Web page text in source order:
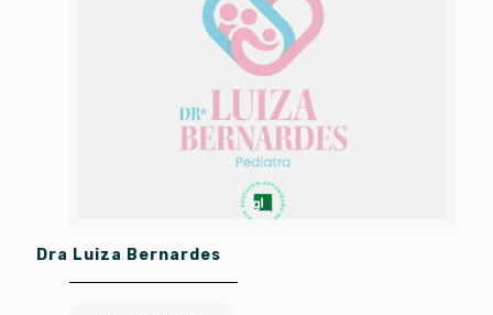
Dra Luiza Bernardes